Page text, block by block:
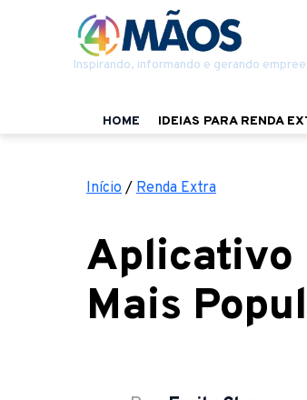
Inspirando, informando e gerando
HOME IDEIAS PARA RENDA
Início / Renda Extra
Aplicativo
Mais